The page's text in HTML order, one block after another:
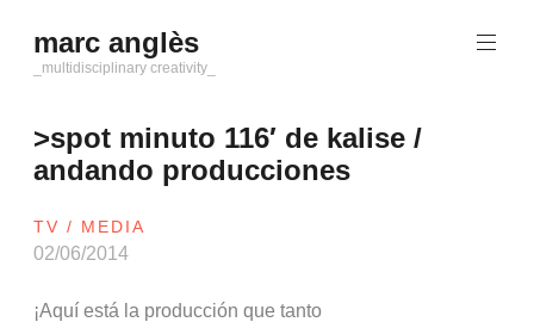
al
contenido
marc anglès
_multidisciplinary creativity_
>spot minuto 116′ de kalise /
andando producciones
TV / MEDIA
02/06/2014
¡Aquí está la producción que tanto